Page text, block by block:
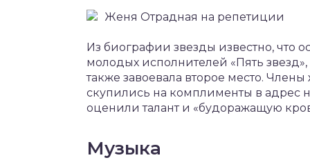
Женя Отрадная на репетиции
Из биографии звезды известно, что
молодых исполнителей «Пять
также завоевала второе место.
скупились на комплименты в
оценили талант и «будоражащую
Музыка